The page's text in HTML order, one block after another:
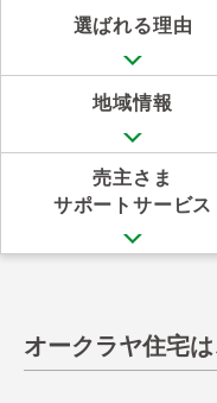
選ばれる理由
地域情報
売主さま
サポートサービス
オークラヤ住宅